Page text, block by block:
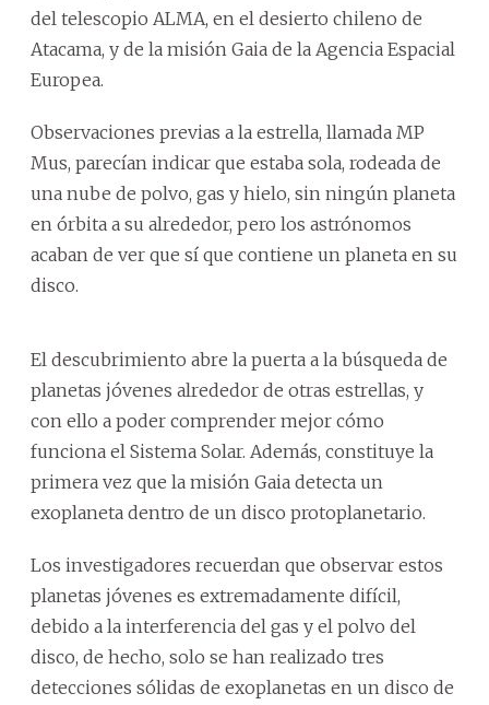
del telescopio ALMA, en el desierto chileno de
Atacama, y de la misión Gaia de la Agencia Espacial
Europea.
Observaciones previas a la estrella, llamada MP
Mus, parecían indicar que estaba sola, rodeada de
una nube de polvo, gas y hielo, sin ningún planeta
en órbita a su alrededor, pero los astrónomos
acaban de ver que sí que contiene un planeta en su
disco.
El descubrimiento abre la puerta a la búsqueda de
planetas jóvenes alrededor de otras estrellas, y
con ello a poder comprender mejor cómo
funciona el Sistema Solar. Además, constituye la
primera vez que la misión Gaia detecta un
exoplaneta dentro de un disco protoplanetario.
Los investigadores recuerdan que observar estos
planetas jóvenes es extremadamente difícil,
debido a la interferencia del gas y el polvo del
disco, de hecho, solo se han realizado tres
detecciones sólidas de exoplanetas en un disco de